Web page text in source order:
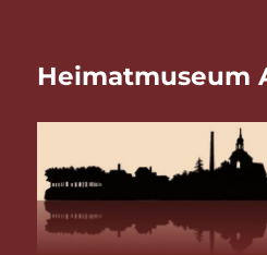
Heimatmuseum